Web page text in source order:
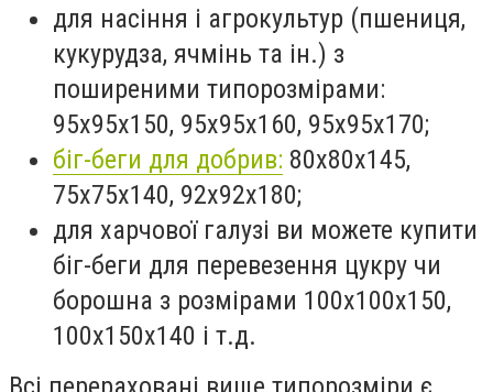
для насіння і агрокультур (пшениця,
кукурудза, ячмінь та ін.) з
поширеними типорозмірами:
95х95х150, 95х95х160, 95х95х170;
біг-беги для добрив: 80х80х145,
75х75х140, 92х92х180;
для харчової галузі ви можете купити
біг-беги для перевезення цукру чи
борошна з розмірами 100х100х150,
100х150х140 і т.д.